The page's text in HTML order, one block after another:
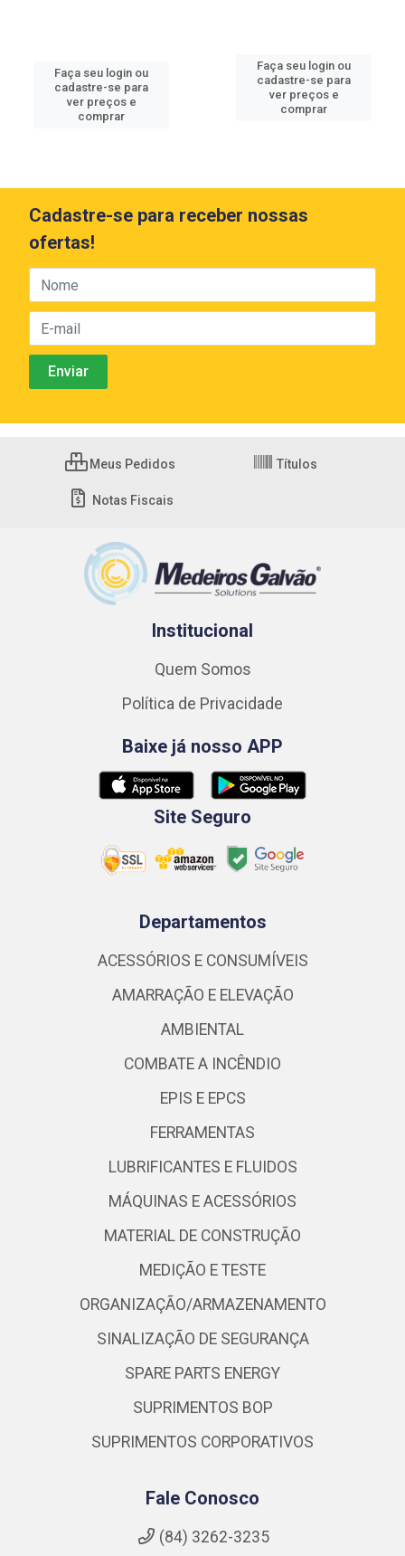
Faça seu login ou
cadastre-se para
ver preços e
comprar
Faça seu login ou
cadastre-se para
ver preços e
comprar
Cadastre-se para receber nossas
ofertas!
Meus Pedidos Títulos
Notas Fiscais
Institucional
Quem Somos
Política de Privacidade
Baixe já nosso APP
Site Seguro
Departamentos
ACESSÓRIOS E CONSUMÍVEIS
AMARRAÇÃO E ELEVAÇÃO
AMBIENTAL
COMBATE A INCÊNDIO
EPIS E EPCS
FERRAMENTAS
LUBRIFICANTES E FLUIDOS
MÁQUINAS E ACESSÓRIOS
MATERIAL DE CONSTRUÇÃO
MEDIÇÃO E TESTE
ORGANIZAÇÃO/ARMAZENAMENTO
SINALIZAÇÃO DE SEGURANÇA
SPARE PARTS ENERGY
SUPRIMENTOS BOP
SUPRIMENTOS CORPORATIVOS
Fale Conosco
(84) 3262-3235